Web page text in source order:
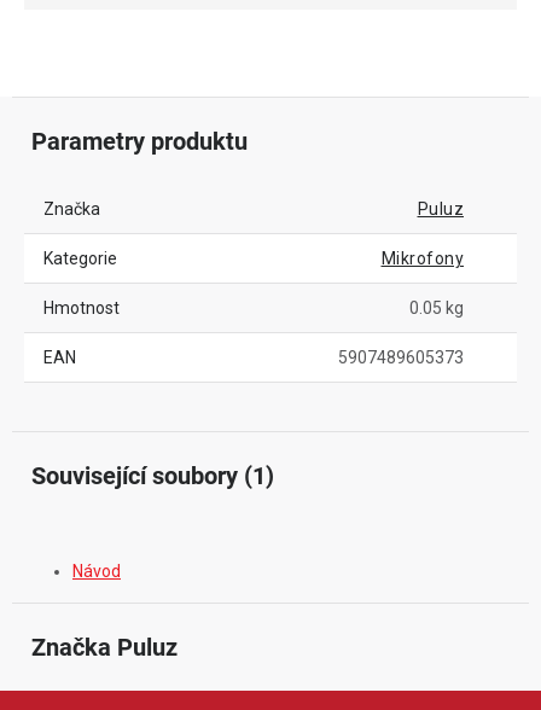
Parametry produktu
Značka Puluz
Kategorie Mikrofony
Hmotnost 0.05 kg
EAN 5907489605373
Související soubory (1)
Návod
Značka Puluz